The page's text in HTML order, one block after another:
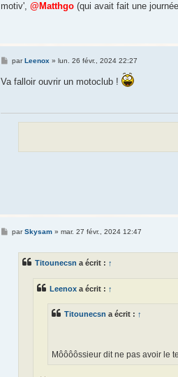
motiv', @Matthgo (qui avait fait une
M
s
parLeenox » lun. 26 févr., 2024 22:27
Va falloir ouvrir un motoclub !
MparSkysam» mar. 27 févr., 2024 12:47
Titounecsn a écrit : ↑
Leenox a écrit : ↑
Titounecsn a écrit : ↑
Môôôôssieur dit ne pas avoir le